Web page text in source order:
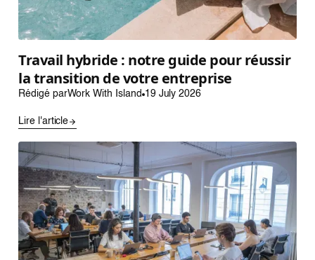
Travail hybride : notre guide pour réussir
la transition de votre entreprise
Rédigé parWork With Island 19 July 2026
Lire l'article